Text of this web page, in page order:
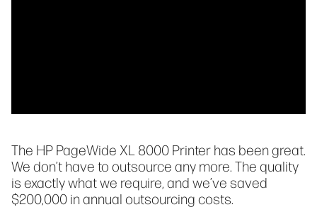
The HP PageWide XL 8000 Printer has been great.
We don’t have to outsource any more. The quality
is exactly what we require, and we’ve saved
$200,000 in annual outsourcing costs.